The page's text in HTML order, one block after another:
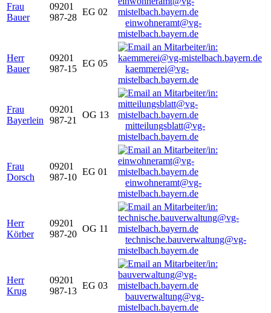
Frau
Bauer
09201
987-28
EG 02
einwohneramt@vg-
mistelbach.bayern.de
Herr
Bauer
09201
987-15
EG 05
kaemmerei@vg-
mistelbach.bayern.de
Frau
Bayerlein
09201
987-21
OG 13
mitteilungsblatt@vg-
mistelbach.bayern.de
Frau
Dorsch
09201
987-10
EG 01
einwohneramt@vg-
mistelbach.bayern.de
Herr
Körber
09201
987-20
OG 11
technische.bauverwaltung@vg-
mistelbach.bayern.de
Herr
Krug
09201
987-13
EG 03
bauverwaltung@vg-
mistelbach.bayern.de